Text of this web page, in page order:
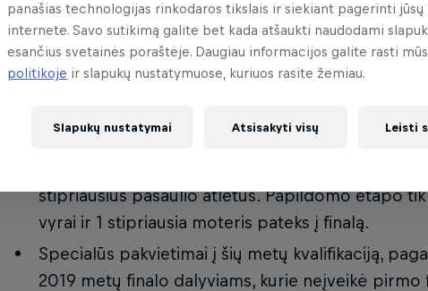
Būtina registracija iki Gegužės 29 d.
Vietų skaičius ribotas, 60 vyrų ir 30 moterų.
Iš kvalifikacijos į finalą pateks 16 vyrų ir 8 moterys.
Siekiant vystyti ir auginti vandenlenčių kultūrą
kvalifikacijos neįveikusiems vietiniams
šansas patekti į „RedBull WakeDuel” finalą ir
stipriausius pasaulio atletus. Papildomo etapo
vyrai ir 1 stipriausia moteris pateks į finalą.
Specialūs pakvietimai į šių metų kvalifikaciją,
2019 metų finalo dalyviams, kurie neįveikė
panašias technologijas rinkodaros tikslais ir siekiant pagerinti
internete. Savo sutikimą galite bet kada atšaukti naudodami
esančius svetainės poraštėje. Daugiau informacijos galite rasti
politikoje ir slapukų nustatymuose, kuriuos rasite žemiau.
Slapukų nustatymai Atsisakyti visų Leisti